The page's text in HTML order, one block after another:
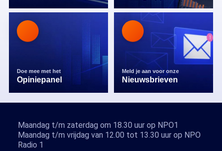
Doe mee met het
Opiniepanel
Meld je aan voor onze
Nieuwsbrieven
Maandag t/m zaterdag om 18.30 uur op NPO1
Maandag t/m vrijdag van 12.00 tot 13.30 uur op NPO
Radio 1